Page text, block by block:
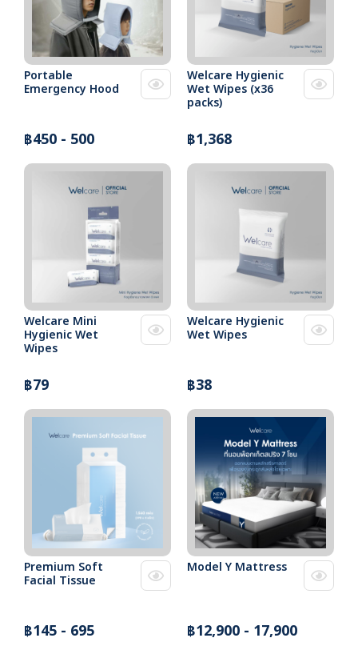
Portable
Emergency Hood
฿450 - 500
Welcare Hygienic
Wet Wipes (x36
packs)
฿1,368
Welcare Mini
Hygienic Wet
Wipes
฿79
Welcare Hygienic
Wet Wipes
฿38
Premium Soft
Facial Tissue
฿145 - 695
Model Y Mattress
฿12,900 - 17,900